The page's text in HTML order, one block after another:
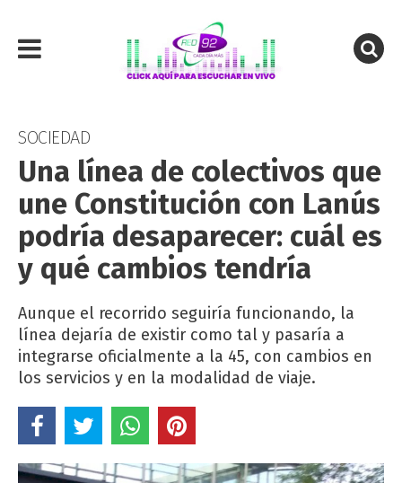
SOCIEDAD
Una línea de colectivos que
une Constitución con Lanús
podría desaparecer: cuál es
y qué cambios tendría
Aunque el recorrido seguiría funcionando, la
línea dejaría de existir como tal y pasaría a
integrarse oficialmente a la 45, con cambios en
los servicios y en la modalidad de viaje.